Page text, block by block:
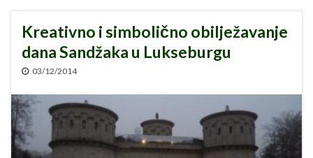
Kreativno i simbolično obilježavanje
dana Sandžaka u Lukseburgu
03/12/2014